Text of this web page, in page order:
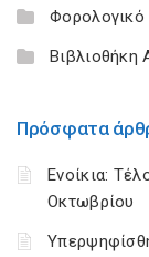
Φορολογικό
Βιβλιοθήκη
Πρόσφατα
Ενοίκια:
Οκτωβρίου